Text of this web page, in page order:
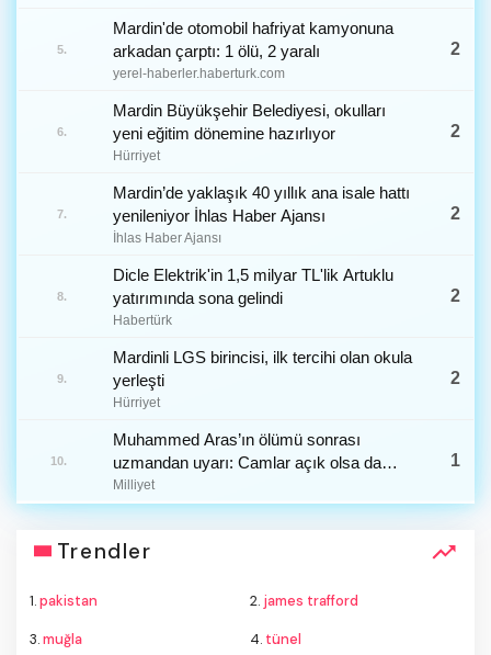
5.
Mardin'de otomobil hafriyat kamyonuna
arkadan çarptı: 1 ölü, 2 yaralı
yerel-haberler.haberturk.com
2
6.
Mardin Büyükşehir Belediyesi, okulları
yeni eğitim dönemine hazırlıyor
Hürriyet
2
7.
Mardin’de yaklaşık 40 yıllık ana isale hattı
yenileniyor İhlas Haber Ajansı
İhlas Haber Ajansı
2
8.
Dicle Elektrik'in 1,5 milyar TL'lik Artuklu
yatırımında sona gelindi
Habertürk
2
9.
Mardinli LGS birincisi, ilk tercihi olan okula
yerleşti
Hürriyet
2
10.
Muhammed Aras’ın ölümü sonrası
uzmandan uyarı: Camlar açık olsa da
araç içi fırına dönüyor
Milliyet
1
Trendler
1.pakistan 2. james trafford
3.muğla 4. tünel